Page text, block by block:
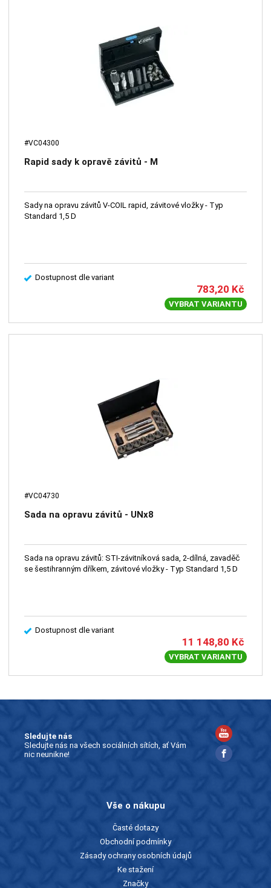
#VC04300
Rapid sady k opravě závitů - M
Sady na opravu závitů V-COIL rapid, závitové vložky - Typ
Standard 1,5 D
Dostupnost dle variant
783,20 Kč
VYBRAT VARIANTU
#VC04730
Sada na opravu závitů - UNx8
Sada na opravu závitů: STI-závitníková sada, 2-dílná, zavaděč
se šestihranným dříkem, závitové vložky - Typ Standard 1,5 D
Dostupnost dle variant
11 148,80 Kč
VYBRAT VARIANTU
Sledujte nás
Sledujte nás na všech sociálních sítích, ať Vám
nic neunikne!
Vše o nákupu
Časté dotazy
Obchodní podmínky
Zásady ochrany osobních údajů
Ke stažení
Značky